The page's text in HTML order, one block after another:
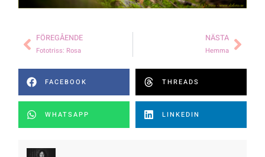
FÖREGÅENDE
Fototriss: Rosa
NÄSTA
Hemma
FACEBOOK THREADS
WHATSAPP LINKEDIN